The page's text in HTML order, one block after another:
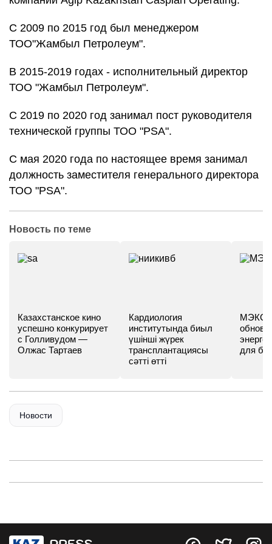
С 2009 по 2015 год был менеджером
ТОО"Жамбыл Петролеум".
В 2015-2019 годах - исполнительный директор
ТОО "Жамбыл Петролеум".
С 2019 по 2020 год занимал пост руководителя
технической группы ТОО "PSA".
С мая 2020 года по настоящее время занимал
должность заместителя генерального директора
ТОО "PSA".
Новость по теме
Казахстанское кино
успешно конкурирует
с Голливудом —
Олжас Тартаев
Кардиология
институтында биыл
үшінші жүрек
трансплантациясы
сәтті өтті
МЭКС -
для
Новости